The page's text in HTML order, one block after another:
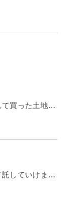
て買った土地…
託していけま…